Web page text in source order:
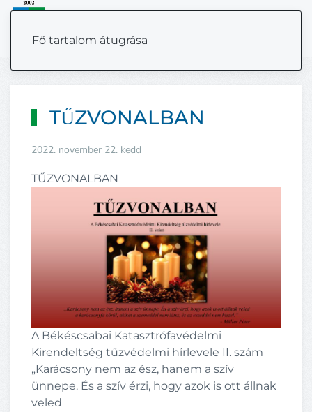
Fő tartalom átugrása
TŰZVONALBAN
2022. november 22. kedd
TŰZVONALBAN
A Békéscsabai Katasztrófavédelmi
Kirendeltség tűzvédelmi hírlevele II. szám
„Karácsony nem az ész, hanem a szív
ünnepe. És a szív érzi, hogy azok is ott állnak
veled